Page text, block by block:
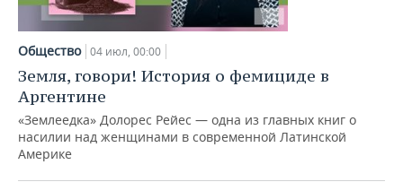
Общество 04 июл, 00:00
Земля, говори! История о фемициде в
Аргентине
«Землеедка» Долорес Рейес — одна из главных книг о
насилии над женщинами в современной Латинской
Америке